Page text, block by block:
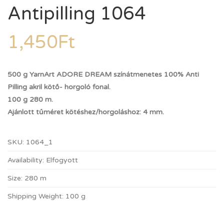
Antipilling 1064
1,450Ft
500 g YarnArt ADORE DREAM színátmenetes 100% Anti
Pilling akril kötő- horgoló fonal.
100 g 280 m.
Ajánlott tűméret kötéshez/horgoláshoz: 4 mm.
SKU: 1064_1
Availability: Elfogyott
Size: 280 m
Shipping Weight: 100 g